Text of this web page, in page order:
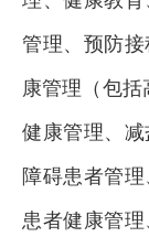
管理、预防
康管理（包
健康管理、
障碍患者管
患者健康管